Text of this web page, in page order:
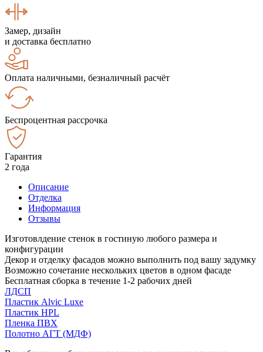
Замер, дизайн
и доставка бесплатно
Оплата наличными, безналичный расчёт
Беспроцентная рассрочка
Гарантия
2 года
Описание
Отделка
Информация
Отзывы
Изготовлдение стенок в гостиную любого размера и
конфигурации
Декор и отделку фасадов можно выполнить под вашу задумку
Возможно сочетание нескольких цветов в одном фасаде
Бесплатная сборка в течение 1-2 рабочих дней
ЛДСП
Пластик Alvic Luxe
Пластик HPL
Пленка ПВХ
Полотно АГТ (МДФ)